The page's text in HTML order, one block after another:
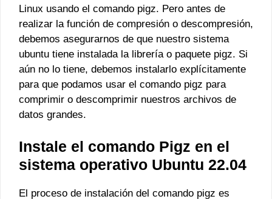
Linux usando el comando pigz. Pero antes de
realizar la función de compresión o descompresión,
debemos asegurarnos de que nuestro sistema
ubuntu tiene instalada la librería o paquete pigz. Si
aún no lo tiene, debemos instalarlo explícitamente
para que podamos usar el comando pigz para
comprimir o descomprimir nuestros archivos de
datos grandes.
Instale el comando Pigz en el
sistema operativo Ubuntu 22.04
El proceso de instalación del comando pigz es